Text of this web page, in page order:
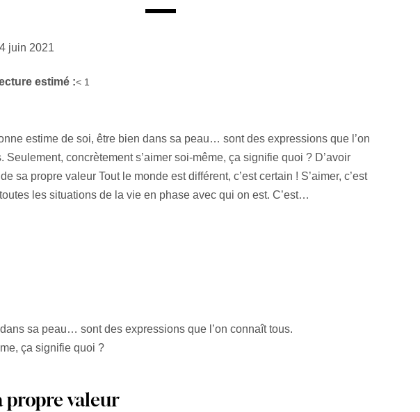
juin 2021
estimé :< 1
estime de soi, être bien dans sa peau… sont des expressions que l’on
Seulement, concrètement s’aimer soi-même, ça signifie quoi ? D’avoir
sa propre valeur Tout le monde est différent, c’est certain ! S’aimer, c’est
les situations de la vie en phase avec qui on est. C’est…
sa peau… sont des expressions que l’on connaît tous.
ça signifie quoi ?
propre valeur